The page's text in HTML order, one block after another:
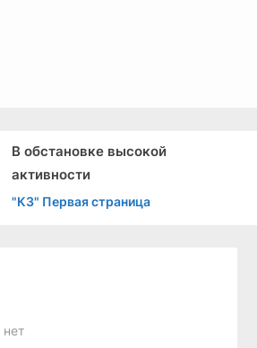
В обстановке высокой
активности
"КЗ" Первая страница
кнет